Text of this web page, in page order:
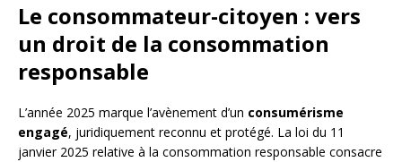
Le consommateur-citoyen : vers
un droit de la consommation
responsable
L’année 2025 marque l’avènement d’un consumérisme
engagé, juridiquement reconnu et protégé. La loi du 11
janvier 2025 relative à la consommation responsable consacre